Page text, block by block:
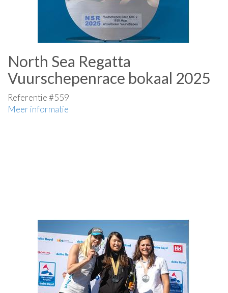
North Sea Regatta
Vuurschepenrace bokaal 2025
Referentie #559
Meer informatie